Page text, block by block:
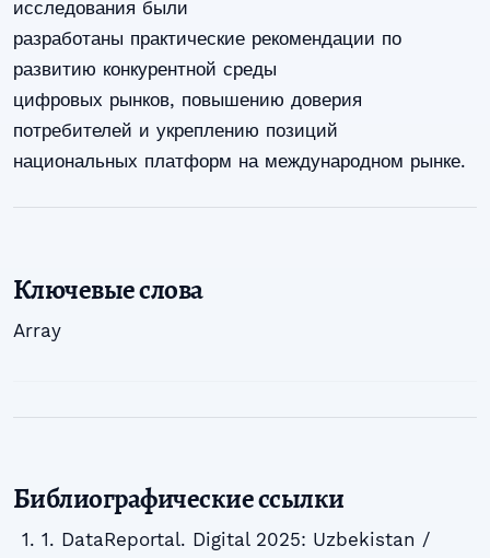
исследования были
разработаны практические рекомендации по
развитию конкурентной среды
цифровых рынков, повышению доверия
потребителей и укреплению позиций
национальных платформ на международном рынке.
Ключевые слова
Array
Библиографические ссылки
1. DataReportal. Digital 2025: Uzbekistan /